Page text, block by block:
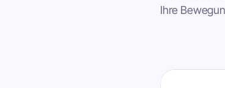
Ihre